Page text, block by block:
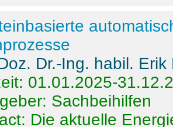
Dr.-Ing. habil. Erik
01.01.2025-
Sachbeihilfen
Die aktuelle